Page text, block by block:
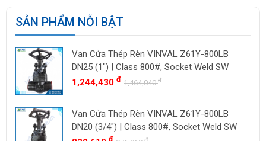
SIRCA
BESA
BAODI
TLV
ZENNER
DOUGLAS
LESER
Pháp
Ấn Độ
Indonesia
Malaysia
Đài Loan
Việt Nam
Thụy Sĩ
Ba Lan
SẢN PHẨM NỖI BẬT
Van Cửa Thép Rèn VINVAL Z61Y-800LB
DN25 (1") | Class 800#, Socket Weld SW
1,244,430 đ 1,464,040đ
Van Cửa Thép Rèn VINVAL Z61Y-800LB
DN20 (3/4") | Class 800#, Socket Weld SW
đ